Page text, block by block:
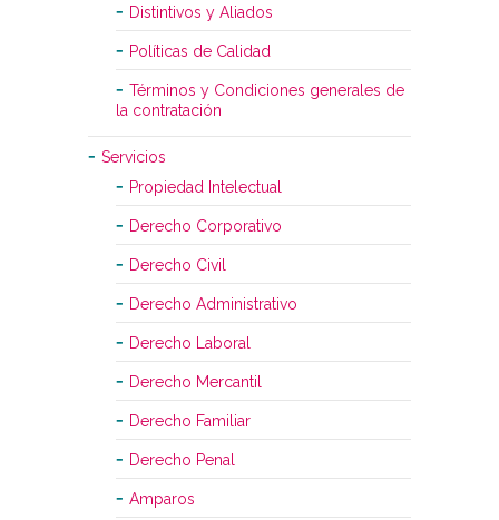
Distintivos y Aliados
Políticas de Calidad
Términos y Condiciones generales de
la contratación
Servicios
Propiedad Intelectual
Derecho Corporativo
Derecho Civil
Derecho Administrativo
Derecho Laboral
Derecho Mercantil
Derecho Familiar
Derecho Penal
Amparos